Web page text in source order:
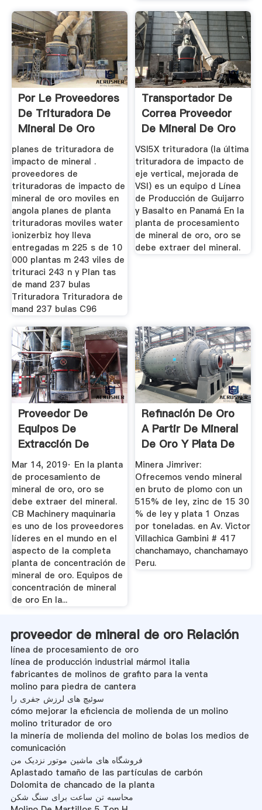
Por Le Proveedores
De Trituradora De
Mineral De Oro
Angola
planes de trituradora de
impacto de mineral .
proveedores de
trituradoras de impacto de
mineral de oro moviles en
angola planes de planta
trituradoras moviles water
ionizerbiz hoy lleva
entregadas m 225 s de 10
000 plantas m 243 viles de
trituraci 243 n y Plan tas
de mand 237 bulas
Trituradora Trituradora de
mand 237 bulas C96
Transportador De
Correa Proveedor
De Mineral De Oro
En Dubai
VSI5X trituradora (la última
trituradora de impacto de
eje vertical, mejorada de
VSI) es un equipo d Línea
de Producción de Guijarro
y Basalto en Panamá En la
planta de procesamiento
de mineral de oro, oro se
debe extraer del mineral.
Proveedor De
Equipos De
Extracción De
Mineral De Oro En
...
Mar 14, 2019· En la planta
de procesamiento de
mineral de oro, oro se
debe extraer del mineral.
CB Machinery maquinaria
es uno de los proveedores
líderes en el mundo en el
aspecto de la completa
planta de concentración de
mineral de oro. Equipos de
concentración de mineral
de oro En la...
Refinación De Oro
A Partir De Mineral
De Oro Y Plata De
...
Minera Jimriver:
Ofrecemos vendo mineral
en bruto de plomo con un
515% de ley, zinc de 15 30
% de ley y plata 1 Onzas
por toneladas. en Av. Victor
Villachica Gambini # 417
chanchamayo, chanchamayo
Peru.
proveedor de mineral de oro Relación
línea de procesamiento de oro
línea de producción industrial mármol italia
fabricantes de molinos de grafito para la venta
molino para piedra de cantera
سوئیچ های لرزش جفری را
cómo mejorar la eficiencia de molienda de un molino
molino triturador de oro
la minería de molienda del molino de bolas los medios de
comunicación
فروشگاه های ماشین موتور نزدیک من
Aplastado tamaño de las partículas de carbón
Dolomita de chancado de la planta
محاسبه تن ساعت برای سنگ شکن